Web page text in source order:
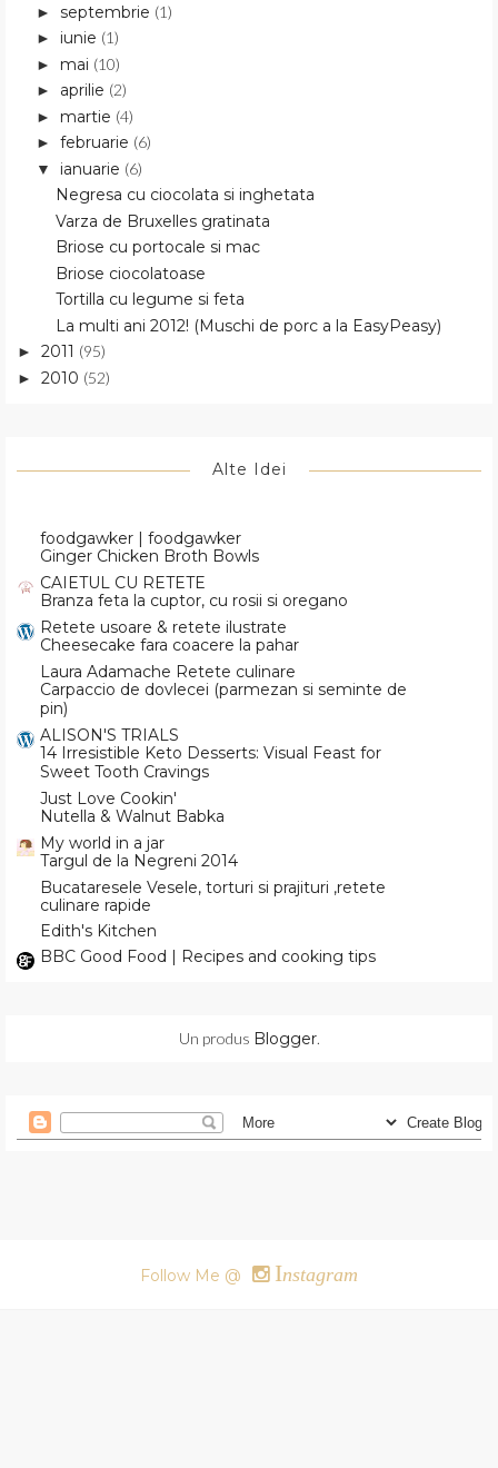
► septembrie (1)
► iunie (1)
► mai (10)
► aprilie (2)
► martie (4)
► februarie (6)
▼ ianuarie (6)
Negresa cu ciocolata si inghetata
Varza de Bruxelles gratinata
Briose cu portocale si mac
Briose ciocolatoase
Tortilla cu legume si feta
La multi ani 2012! (Muschi de porc a la EasyPeasy)
► 2011 (95)
► 2010 (52)
Alte Idei
foodgawker | foodgawker
Ginger Chicken Broth Bowls
CAIETUL CU RETETE
Branza feta la cuptor, cu rosii si oregano
Retete usoare & retete ilustrate
Cheesecake fara coacere la pahar
Laura Adamache Retete culinare
Carpaccio de dovlecei (parmezan si seminte de
pin)
ALISON'S TRIALS
14 Irresistible Keto Desserts: Visual Feast for
Sweet Tooth Cravings
Just Love Cookin'
Nutella & Walnut Babka
My world in a jar
Targul de la Negreni 2014
Bucataresele Vesele, torturi si prajituri ,retete
culinare rapide
Edith's Kitchen
BBC Good Food | Recipes and cooking tips
Un produs Blogger.
Follow Me @ Instagram